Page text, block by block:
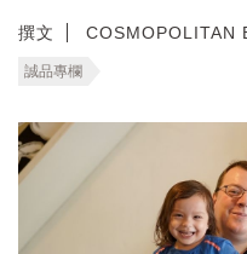
撰文 COSMOPOLITAN
誠品專欄